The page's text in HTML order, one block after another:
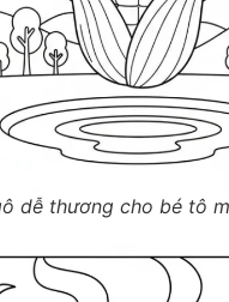
dễ thương cho bé tô